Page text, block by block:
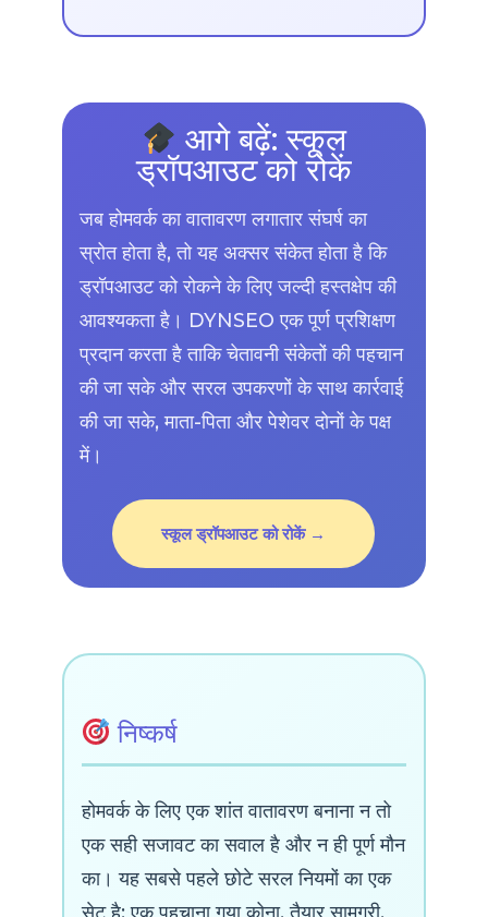
आगे बढ़ें: स्कूल
ड्रॉपआउट को रोकें
जब होमवर्क का वातावरण लगातार संघर्ष का
स्रोत होता है, तो यह अक्सर संकेत होता है कि
ड्रॉपआउट को रोकने के लिए जल्दी हस्तक्षेप की
आवश्यकता है। DYNSEO एक पूर्ण प्रशिक्षण
प्रदान करता है ताकि चेतावनी संकेतों की पहचान
की जा सके और सरल उपकरणों के साथ कार्रवाई
की जा सके, माता-पिता और पेशेवर दोनों के पक्ष
में।
स्कूल ड्रॉपआउट को रोकें →
निष्कर्ष
होमवर्क के लिए एक शांत वातावरण बनाना न तो
एक सही सजावट का सवाल है और न ही पूर्ण मौन
का। यह सबसे पहले छोटे सरल नियमों का एक
सेट है: एक पहचाना गया कोना, तैयार सामग्री,